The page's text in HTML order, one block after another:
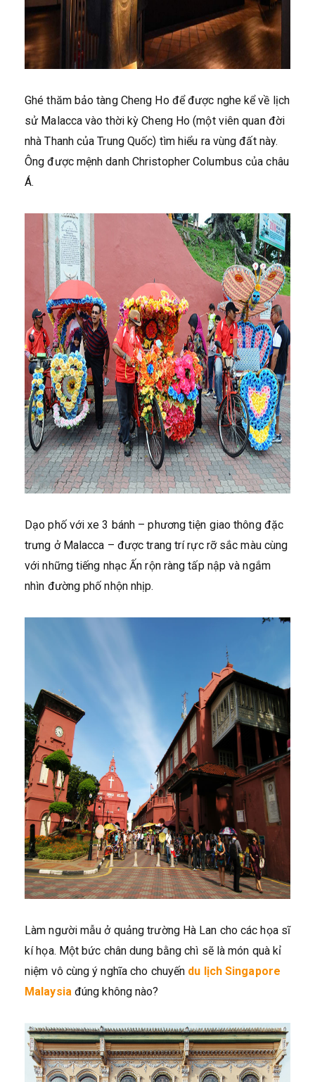
Ghé thăm bảo tàng Cheng Ho để được nghe kể về lịch
sử Malacca vào thời kỳ Cheng Ho (một viên quan đời
nhà Thanh của Trung Quốc) tìm hiểu ra vùng đất này.
Ông được mệnh danh Christopher Columbus của châu
Á.
Dạo phố với xe 3 bánh – phương tiện giao thông đặc
trưng ở Malacca – được trang trí rực rỡ sắc màu cùng
với những tiếng nhạc Ấn rộn ràng tấp nập và ngắm
nhìn đường phố nhộn nhịp.
Làm người mẫu ở quảng trường Hà Lan cho các họa sĩ
kí họa. Một bức chân dung bằng chì sẽ là món quà kỉ
niệm vô cùng ý nghĩa cho chuyến du lịch Singapore
Malaysia đúng không nào?